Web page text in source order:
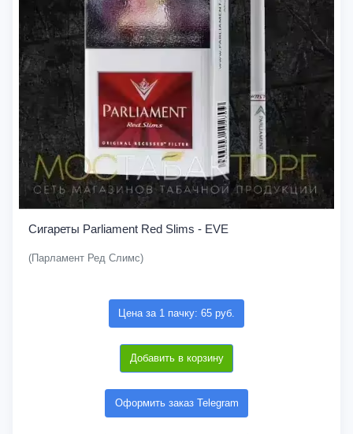
Сигареты Parliament Red Slims - EVE
(Парламент Ред Слимс)
Цена за 1 пачку: 65 руб.
Добавить в корзину
Оформить заказ Telegram